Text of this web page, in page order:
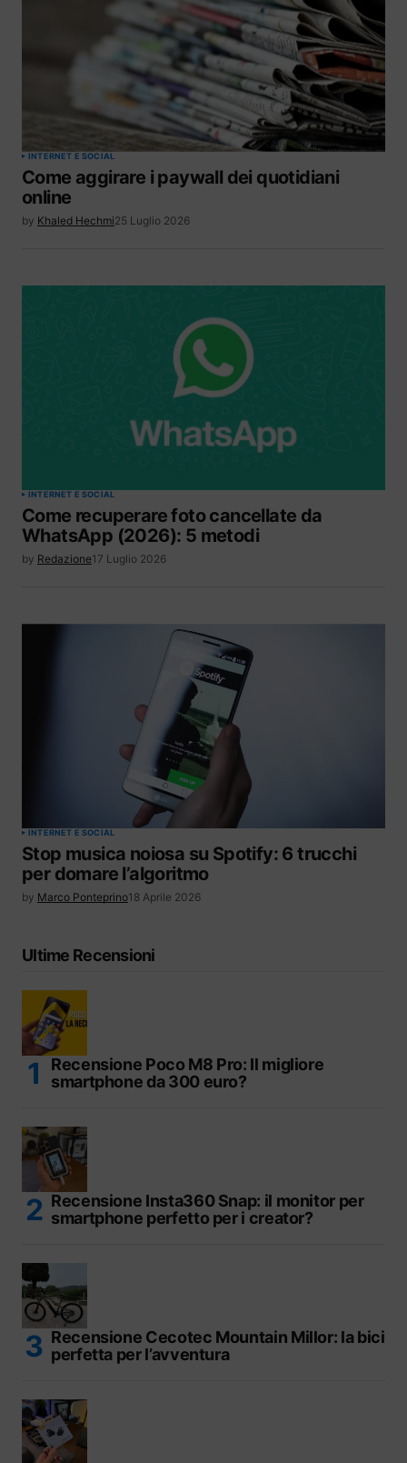
INTERNET E SOCIAL
Come aggirare i paywall dei quotidiani
online
by Khaled Hechmi25 Luglio 2026
INTERNET E SOCIAL
Come recuperare foto cancellate da
WhatsApp (2026): 5 metodi
by Redazione17 Luglio 2026
INTERNET E SOCIAL
Stop musica noiosa su Spotify: 6 trucchi
per domare l’algoritmo
by Marco Ponteprino18 Aprile 2026
Ultime Recensioni
Recensione Poco M8 Pro: Il migliore
smartphone da 300 euro?
Recensione Insta360 Snap: il monitor per
smartphone perfetto per i creator?
Recensione Cecotec Mountain Millor: la bici
perfetta per l’avventura